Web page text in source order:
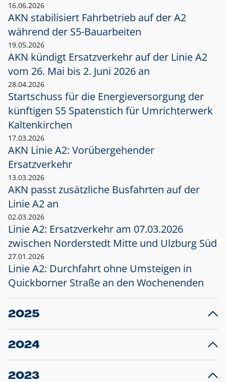
16.06.2026
AKN stabilisiert Fahrbetrieb auf der A2
während der S5-Bauarbeiten
19.05.2026
AKN kündigt Ersatzverkehr auf der Linie A2
vom 26. Mai bis 2. Juni 2026 an
28.04.2026
Startschuss für die Energieversorgung der
künftigen S5 Spatenstich für Umrichterwerk
Kaltenkirchen
17.03.2026
AKN Linie A2: Vorübergehender
Ersatzverkehr
13.03.2026
AKN passt zusätzliche Busfahrten auf der
Linie A2 an
02.03.2026
Linie A2: Ersatzverkehr am 07.03.2026
zwischen Norderstedt Mitte und Ulzburg Süd
27.01.2026
Linie A2: Durchfahrt ohne Umsteigen in
Quickborner Straße an den Wochenenden
2025
23.12.2025
Projekt S5: Start der Bauarbeiten am
2024
10.12.2024
Großprojekt S5: Sperrung der Bahnstraße in
2023